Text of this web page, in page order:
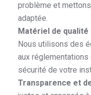
problème et
adaptée.
Matériel de
Nous utilisons des
aux réglementations
sécurité de votre
Transparence et